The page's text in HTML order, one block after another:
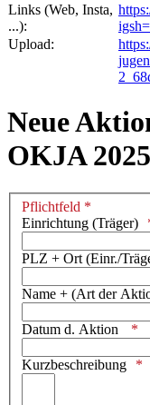
Links (Web, Insta,
...):
Upload:
Neue
OKJA
Pflichtfeld *
Einrichtung (Träger)
PLZ + Ort (Einr./
Name + (Art der
Datum d. Aktion
Kurzbeschreibung